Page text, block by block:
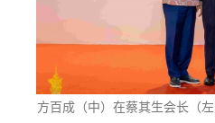
方百成（中）在蔡其生会长（